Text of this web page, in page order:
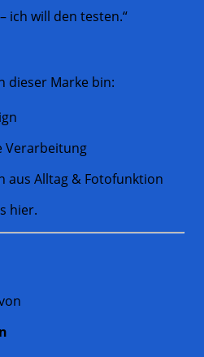
ich will den testen.“
dieser Marke bin:
Verarbeitung
aus Alltag & Fotofunktion
hier.